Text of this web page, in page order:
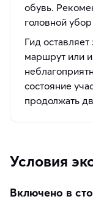
обувь.
головной
Гид
маршрут или
состояние
продолжать
Условия
Включено в